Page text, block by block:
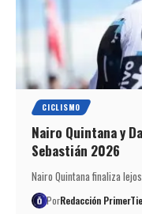
CICLISMO
Nairo Quintana y
Sebastián 2026
Nairo Quintana finaliza
PorRedacción